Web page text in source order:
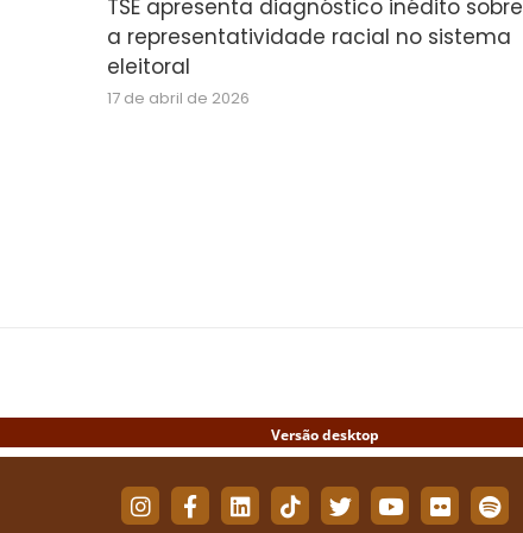
TSE apresenta diagnóstico inédito sobre
a representatividade racial no sistema
eleitoral
17 de abril de 2026